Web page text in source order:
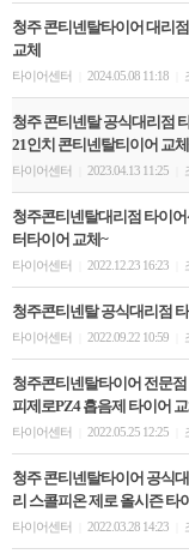
청주 콘티넨탈타이어 대리
교체
타이어센터 2024.05.08 11:18
청주 콘티넨탈 공식대리점
21인치 콘티넨탈티이어 교
타이어센터 2023.04.13 11:25
청주콘티넨탈대리점 타이어
터타이어 교체~
타이어센터 2022.12.23 16:23
청주콘티넨탈 공식대리점
타이어센터 2022.09.22 10:59
청주콘티넨탈타이어 전문점
피제로PZ4 흡음제 타이어
타이어센터 2022.05.25 12:25
청주 콘티넨탈타이어 공식
리 스콜피온 제로 올시즌 타
타이어센터 2022.03.28 14:23